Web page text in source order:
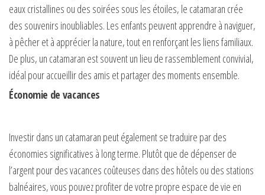
eaux cristallines ou des soirées sous les étoiles, le catamaran crée
des souvenirs inoubliables. Les enfants peuvent apprendre à naviguer,
à pêcher et à apprécier la nature, tout en renforçant les liens familiaux.
De plus, un catamaran est souvent un lieu de rassemblement convivial,
idéal pour accueillir des amis et partager des moments ensemble.
Économie de vacances
Investir dans un catamaran peut également se traduire par des
économies significatives à long terme. Plutôt que de dépenser de
l’argent pour des vacances coûteuses dans des hôtels ou des stations
balnéaires, vous pouvez profiter de votre propre espace de vie en